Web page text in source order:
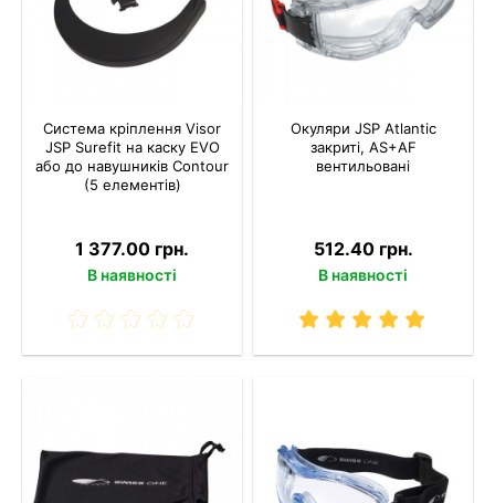
Система кріплення Visor
JSP Surefit на каску EVO
або до навушників Contour
(5 елементів)
1 377.00 грн.
В наявності
Окуляри JSP Atlantic
закриті, AS+AF
вентильовані
512.40 грн.
В наявності